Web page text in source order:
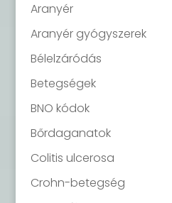
Aranyér
Aranyér gyógyszerek
Bélelzáródás
Betegségek
BNO kódok
Bőrdaganatok
Colitis ulcerosa
Crohn-betegség